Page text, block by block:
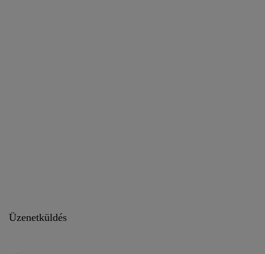
Üzenetküldés